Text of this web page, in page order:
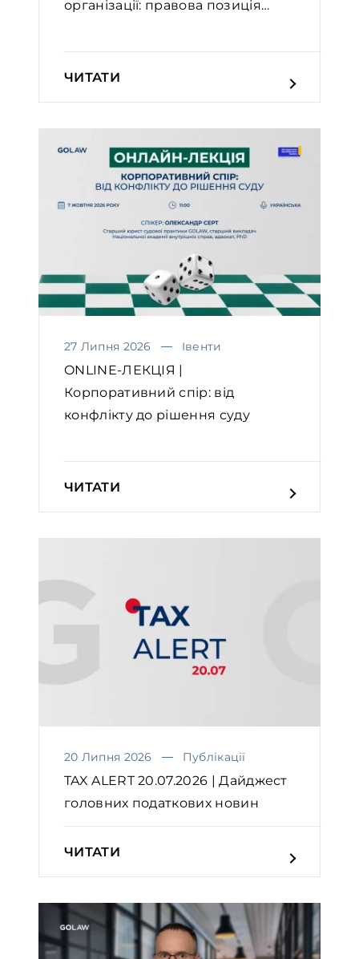
організації: правова позиція
ЧИТАТИ
27 Липня 2026 Івенти
ONLINE-ЛЕКЦІЯ |
Корпоративний спір: від
конфлікту до рішення суду
ЧИТАТИ
20 Липня 2026 Публікації
TAX ALERT 20.07.2026 | Дайджест
головних податкових новин
ЧИТАТИ